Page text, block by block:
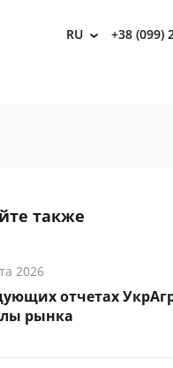
RU › +38 (099)
также
2026
отчетах
рынка